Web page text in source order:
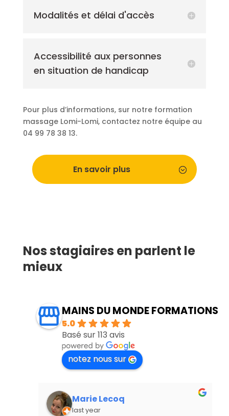
Modalités et délai d'accès
Accessibilité aux personnes
en situation de handicap
Pour plus d’informations, sur notre formation
massage Lomi-Lomi, contactez notre équipe au
04 99 78 38 13.
En savoir plus
Nos stagiaires en parlent le
mieux
MAINS DU MONDE FORMATIONS
5.0
Basé sur 113 avis
notez nous sur
Marie Lecoq
last year